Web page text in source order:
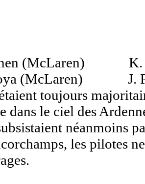
K.
J.
toujours
dans le ciel des
néanmoins
les pilotes